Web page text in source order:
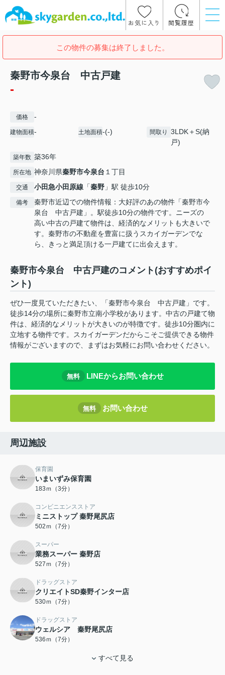
お気に入り 閲覧履歴
この物件の募集は終了しました。
秦野市今泉台 中古戸建
-
価格 -
建物面積- 土地面積-(-) 間取り
3LDK＋S(納
戸)
築年数 築36年
所在地 神奈川県秦野市今泉台 １丁目
交通 小田急小田原線 「秦野 」駅 徒歩10分
備考
秦野市近辺での物件情報：大好評のあの物件「秦野市今
泉台 中古戸建」。駅徒歩10分の物件です。ニーズの
高い中古の戸建て物件は、経済的なメリットも大きいで
す。秦野市の不動産を豊富に扱うスカイガーデンでな
ら、きっと満足頂ける一戸建てに出会えます。
秦野市今泉台 中古戸建のコメント(おすすめポイ
ント)
ぜひ一度見ていただきたい、「秦野市今泉台 中古戸建」です。
徒歩14分の場所に秦野市立南小学校があります。中古の戸建て物
件は、経済的なメリットが大きいのが特徴です。徒歩10分圏内に
立地する物件です。スカイガーデンだからこそご提供できる物件
情報がございますので、まずはお気軽にお問い合わせください。
無料 LINEからお問い合わせ
無料 お問い合わせ
周辺施設
保育園
いまいずみ保育園
183ｍ（3分）
コンビニエンスストア
ミニストップ 秦野尾尻店
502ｍ（7分）
スーパー
業務スーパー 秦野店
527ｍ（7分）
ドラッグストア
クリエイトSD秦野インター店
530ｍ（7分）
ドラッグストア
ウェルシア 秦野尾尻店
536ｍ（7分）
すべて見る